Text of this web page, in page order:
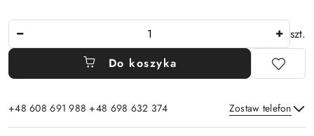
szt.
Do koszyka
+48 608 691 988 +48 698 632 374 Zostaw telefon